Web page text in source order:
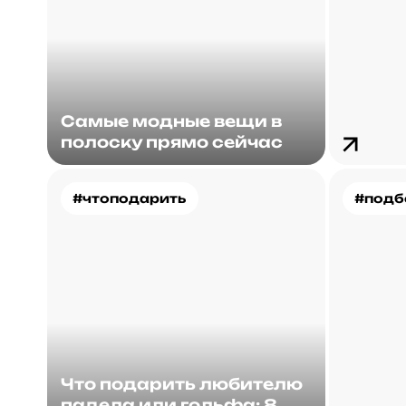
Самые модные вещи в
полоску прямо сейчас
#чтоподарить
Что подарить любителю